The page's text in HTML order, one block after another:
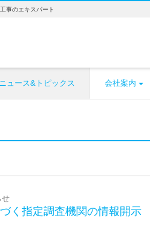
事のエキスパート
ニュース&トピックス 会社案内
く指定調査機関の情報開示